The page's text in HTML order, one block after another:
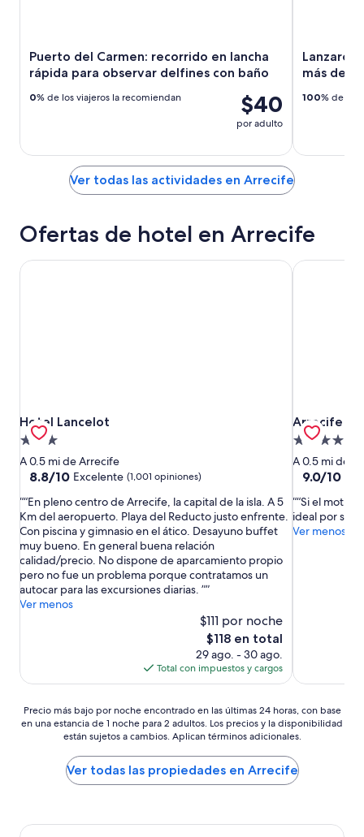
Puerto del Carmen: recorrido en lancha
rápida para observar delfines con baño
$40
por adulto
0% de los viajeros la recomiendan
más
100% de los
Ver todas las actividades en Arrecife
Ofertas de hotel en Arrecife
Hotel Lancelot
Hotel Lancelot
Propiedad
de
3.0
A 0.5 mi de Arrecife
8.8
10,
Excelente,
(1,001
opiniones)
8.8/10 Excelente (1,001 opiniones)
“En pleno centro de Arrecife, la capital de la isla. A 5
Km del aeropuerto. Playa del Reducto justo enfrente.
Con piscina y gimnasio en el ático. Desayuno buffet
muy bueno. En general buena relación
calidad/precio. No dispone de aparcamiento propio
pero no fue un problema porque contratamos un
autocar para las excursiones diarias. ”
Ver menos
$111 por noche
El
precio
actual
es
$118
$118 en total
29 ago. - 30 ago.
Total con impuestos y cargos
Hotel Lancelot
Arrecife
Arrecife
Propiedad
de
5.0
A 0.5 mi de
9.0
10,
Magnífico,
(1,001
9.0/10
“Si el motivo
ideal por su
Ver menos
Arrecife
Precio
más
encontrado
últimas
Precio más bajo por noche encontrado en las últimas 24 horas, con base
en una estancia de 1 noche para 2 adultos. Los precios y la disponibilidad
están sujetos a cambios. Aplican términos adicionales.
Ver todas las propiedades en Arrecife